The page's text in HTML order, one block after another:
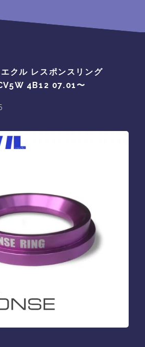
クル レスポンスリング
4B12 07.01〜